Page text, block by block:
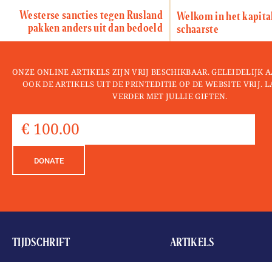
Westerse sancties tegen Rusland
pakken anders uit dan bedoeld
Welkom in het
schaarste
ONZE ONLINE ARTIKELS ZIJN VRIJ BESCHIKBAAR. GELEIDELIJK
OOK DE ARTIKELS UIT DE PRINTEDITIE OP DE WEBSITE VRIJ.
VERDER MET JULLIE GIFTEN.
DONATE
TIJDSCHRIFT ARTIKELS